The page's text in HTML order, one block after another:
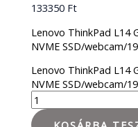
133350 Ft
Lenovo ThinkPad L14
NVME SSD/webcam/
Lenovo ThinkPad L14
NVME SSD/webcam/